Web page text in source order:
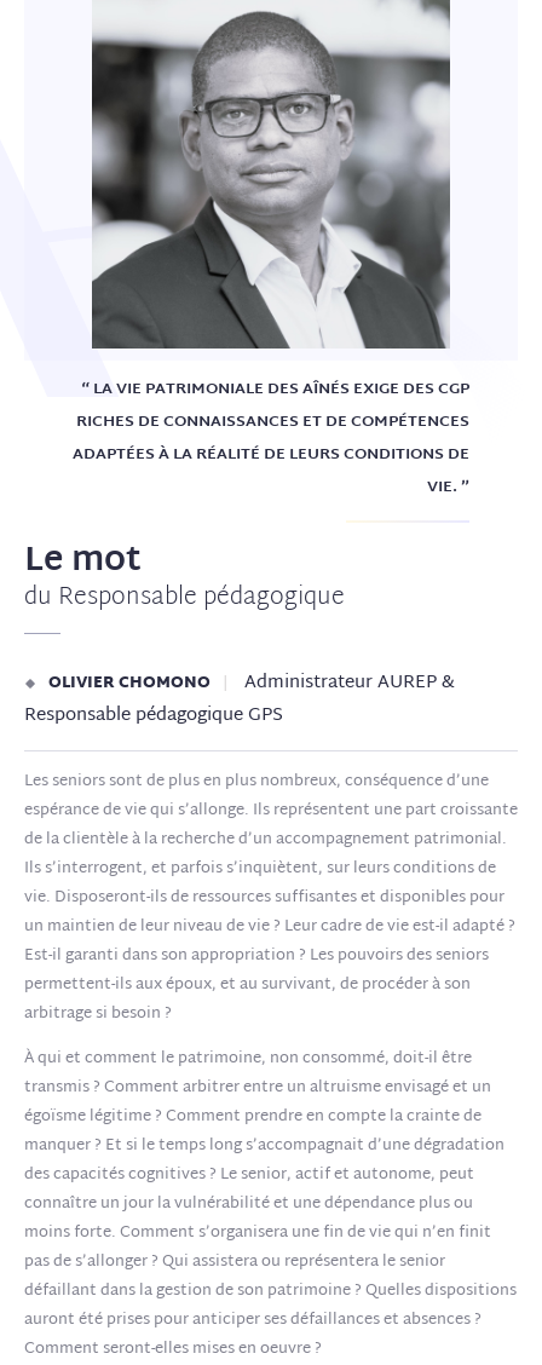
“ LA VIE PATRIMONIALE DES AÎNÉS EXIGE DES CGP
RICHES DE CONNAISSANCES ET DE COMPÉTENCES
ADAPTÉES À LA RÉALITÉ DE LEURS CONDITIONS DE
VIE. ”
Le mot
du Responsable pédagogique
OLIVIER CHOMONO
Administrateur AUREP &
Responsable pédagogique GPS
Les seniors sont de plus en plus nombreux, conséquence d’une
espérance de vie qui s’allonge. Ils représentent une part croissante
de la clientèle à la recherche d’un accompagnement patrimonial.
Ils s’interrogent, et parfois s’inquiètent, sur leurs conditions de
vie. Disposeront-ils de ressources suffisantes et disponibles pour
un maintien de leur niveau de vie ? Leur cadre de vie est-il adapté ?
Est-il garanti dans son appropriation ? Les pouvoirs des seniors
permettent-ils aux époux, et au survivant, de procéder à son
arbitrage si besoin ?
À qui et comment le patrimoine, non consommé, doit-il être
transmis ? Comment arbitrer entre un altruisme envisagé et un
égoïsme légitime ? Comment prendre en compte la crainte de
manquer ? Et si le temps long s’accompagnait d’une dégradation
des capacités cognitives ? Le senior, actif et autonome, peut
connaître un jour la vulnérabilité et une dépendance plus ou
moins forte. Comment s’organisera une fin de vie qui n’en finit
pas de s’allonger ? Qui assistera ou représentera le senior
défaillant dans la gestion de son patrimoine ? Quelles dispositions
auront été prises pour anticiper ses défaillances et absences ?
Comment seront-elles mises en oeuvre ?